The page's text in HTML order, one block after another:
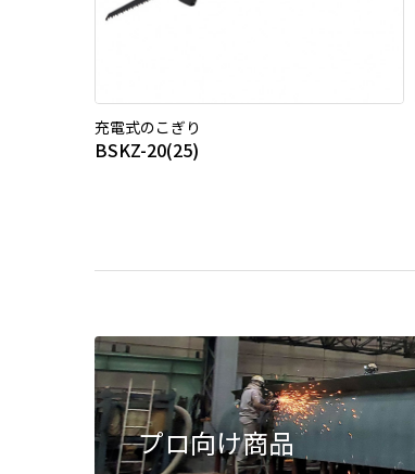
充電式のこぎり
BSKZ-20(25)
プロ向け商品